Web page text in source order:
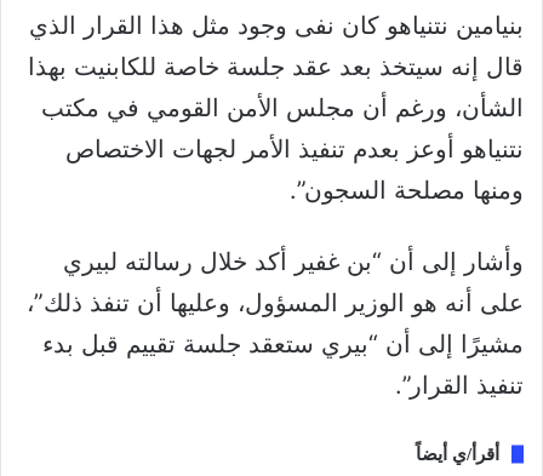
بنيامين نتنياهو كان نفى وجود مثل هذا القرار الذي
قال إنه سيتخذ بعد عقد جلسة خاصة للكابنيت بهذا
الشأن، ورغم أن مجلس الأمن القومي في مكتب
نتنياهو أوعز بعدم تنفيذ الأمر لجهات الاختصاص
ومنها مصلحة السجون”.
وأشار إلى أن “بن غفير أكد خلال رسالته لبيري
على أنه هو الوزير المسؤول، وعليها أن تنفذ ذلك”،
مشيرًا إلى أن “بيري ستعقد جلسة تقييم قبل بدء
تنفيذ القرار”.
أقرأ/ي أيضاً